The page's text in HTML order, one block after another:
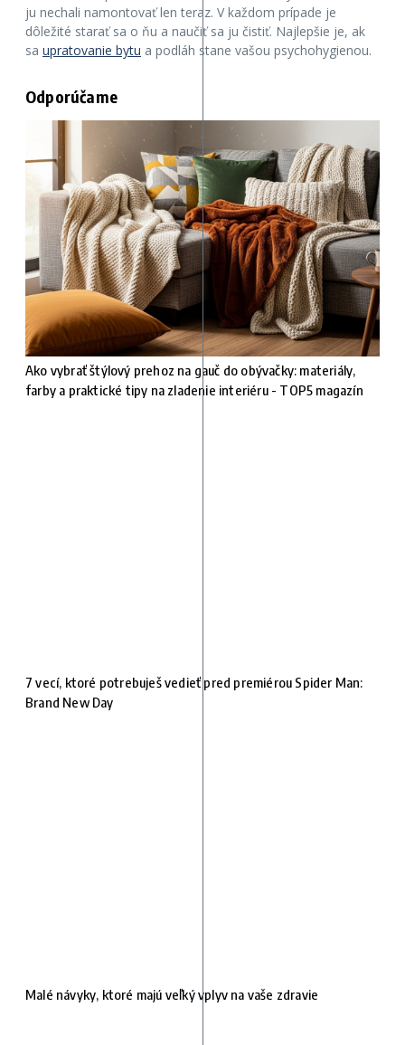
ju nechali namontovať len teraz. V každom prípade je
dôležité starať sa o ňu a naučiť sa ju čistiť. Najlepšie je, ak
sa upratovanie bytu a podláh stane vašou psychohygienou.
Odporúčame
Ako vybrať štýlový prehoz na gauč do obývačky: materiály,
farby a praktické tipy na zladenie interiéru - TOP5 magazín
7 vecí, ktoré potrebuješ vedieť pred premiérou Spider Man:
Brand New Day
Malé návyky, ktoré majú veľký vplyv na vaše zdravie